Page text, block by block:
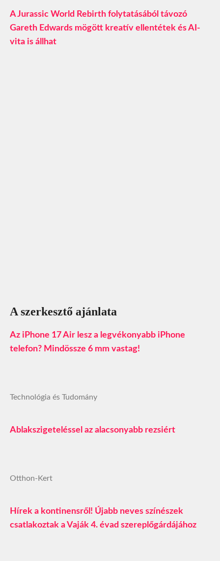
A Jurassic World Rebirth folytatásából távozó
Gareth Edwards mögött kreatív ellentétek és AI-
vita is állhat
A szerkesztő ajánlata
Az iPhone 17 Air lesz a legvékonyabb iPhone
telefon? Mindössze 6 mm vastag!
Technológia és Tudomány
Ablakszigeteléssel az alacsonyabb rezsiért
Otthon-Kert
Hírek a kontinensről! Újabb neves színészek
csatlakoztak a Vaják 4. évad szereplőgárdájához